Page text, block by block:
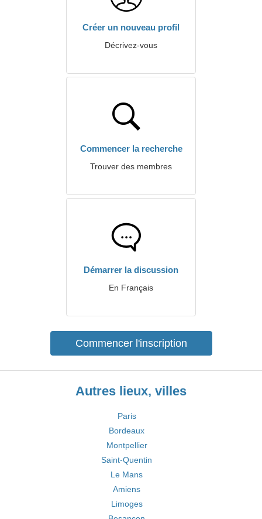
Créer un nouveau profil
Décrivez-vous
Commencer la recherche
Trouver des membres
Démarrer la discussion
En Français
Commencer l'inscription
Autres lieux, villes
Paris
Bordeaux
Montpellier
Saint-Quentin
Le Mans
Amiens
Limoges